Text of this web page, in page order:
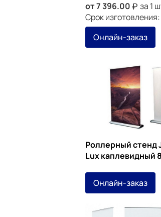
от7 396.00
за 1
Срок
Онлайн-заказ
Роллерный стенд
Lux каплевидный
Онлайн-заказ